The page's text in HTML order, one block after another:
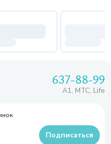
637-88-99
A1, МТС, Life
Подписаться